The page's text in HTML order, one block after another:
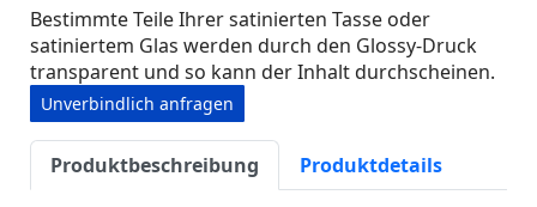
Bestimmte Teile Ihrer satinierten Tasse oder
satiniertem Glas werden durch den Glossy-Druck
transparent und so kann der Inhalt durchscheinen.
Unverbindlich anfragen
Produktbeschreibung Produktdetails